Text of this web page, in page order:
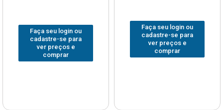
Faça seu login ou
cadastre-se para
ver preços e
comprar
Faça seu login ou
cadastre-se para
ver preços e
comprar